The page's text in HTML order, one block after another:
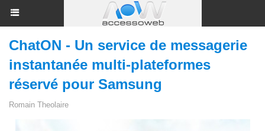
ChatON - Un service de messagerie
instantanée multi-plateformes
réservé pour Samsung
Romain Theolaire